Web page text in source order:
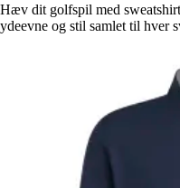
Hæv dit golfspil med
ydeevne og stil samlet til hver